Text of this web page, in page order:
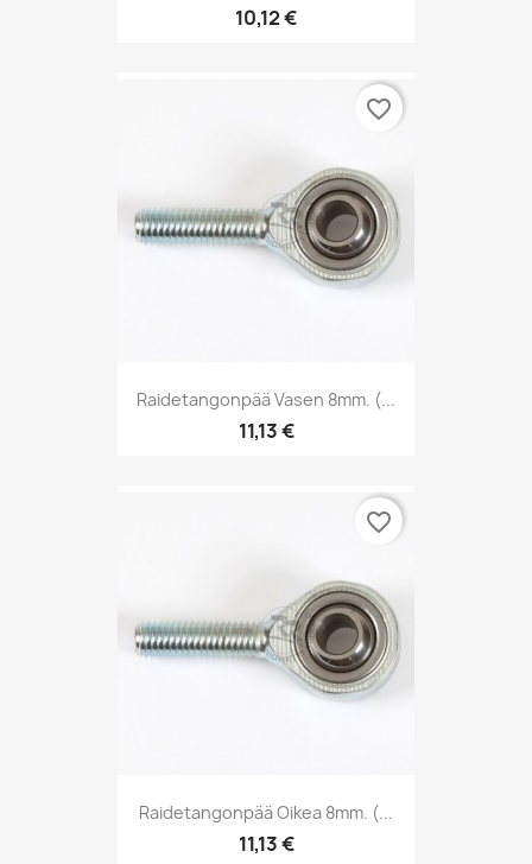
10,12 €
Raidetangonpää Vasen 8mm. (...
11,13 €
favorite_border
Raidetangonpää Oikea 8mm. (...
11,13 €
favorite_border